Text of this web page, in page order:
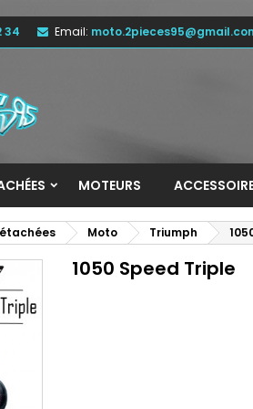
34 Email:
MOTEURS
Moto Triumph
1050 Speed Triple